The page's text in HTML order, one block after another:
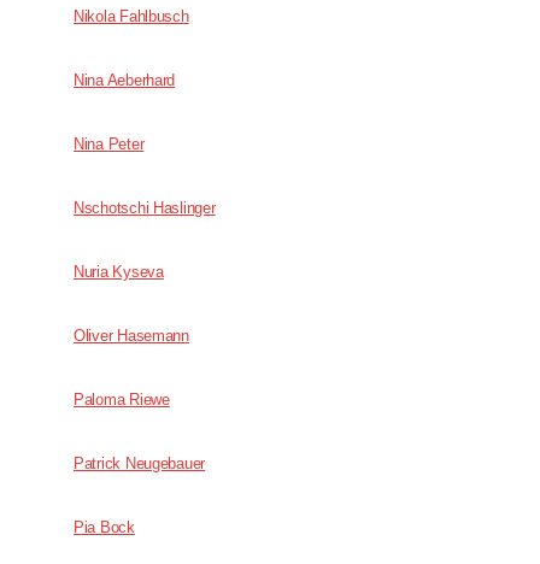
Nikola Fahlbusch
Nina Aeberhard
Nina Peter
Nschotschi Haslinger
Nuria Kyseva
Oliver Hasemann
Paloma Riewe
Patrick Neugebauer
Pia Bock